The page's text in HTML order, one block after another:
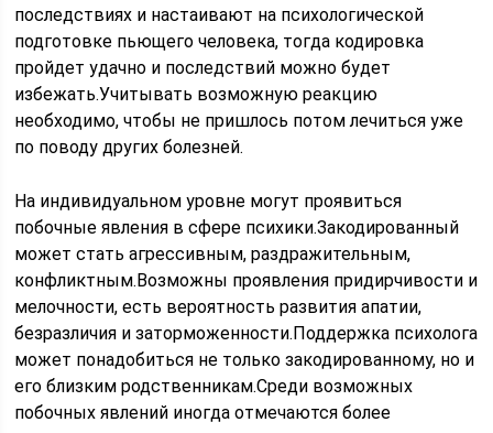
последствиях и настаивают на психологической
подготовке пьющего человека, тогда кодировка
пройдет удачно и последствий можно будет
избежать.Учитывать возможную реакцию
необходимо, чтобы не пришлось потом лечиться уже
по поводу других болезней.
На индивидуальном уровне могут проявиться
побочные явления в сфере психики.Закодированный
может стать агрессивным, раздражительным,
конфликтным.Возможны проявления придирчивости и
мелочности, есть вероятность развития апатии,
безразличия и заторможенности.Поддержка психолога
может понадобиться не только закодированному, но и
его близким родственникам.Среди возможных
побочных явлений иногда отмечаются более